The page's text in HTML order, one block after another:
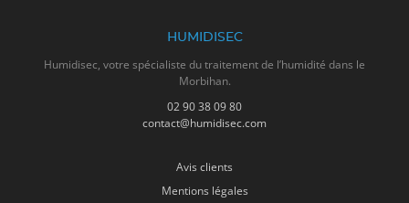
HUMIDISEC
Humidisec, votre spécialiste du traitement de l’humidité dans le
Morbihan.
02 90 38 09 80
contact@humidisec.com
Avis clients
Mentions légales